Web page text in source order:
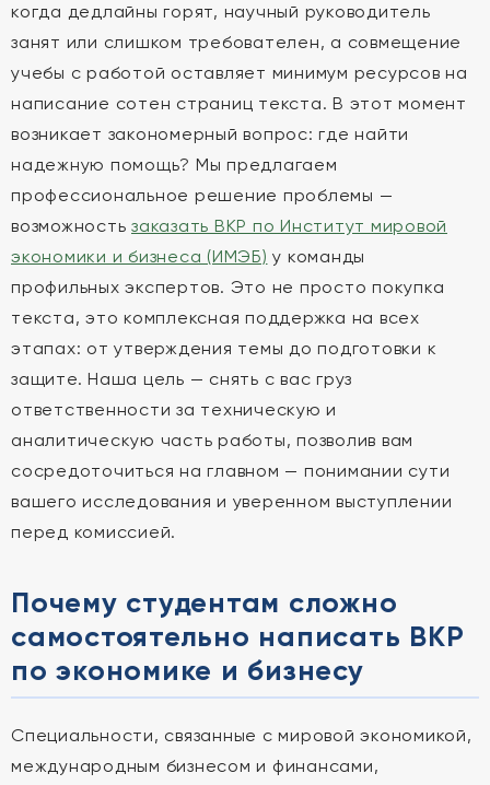
когда дедлайны горят, научный руководитель
занят или слишком требователен, а совмещение
учебы с работой оставляет минимум ресурсов на
написание сотен страниц текста. В этот момент
возникает закономерный вопрос: где найти
надежную помощь? Мы предлагаем
профессиональное решение проблемы —
возможность заказать ВКР по Институт мировой
экономики и бизнеса (ИМЭБ) у команды
профильных экспертов. Это не просто покупка
текста, это комплексная поддержка на всех
этапах: от утверждения темы до подготовки к
защите. Наша цель — снять с вас груз
ответственности за техническую и
аналитическую часть работы, позволив вам
сосредоточиться на главном — понимании сути
вашего исследования и уверенном выступлении
перед комиссией.
Почему студентам сложно
самостоятельно написать ВКР
по экономике и бизнесу
Специальности, связанные с мировой экономикой,
международным бизнесом и финансами,